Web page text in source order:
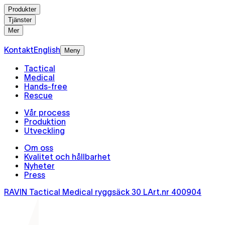
Produkter
Tjänster
Mer
KontaktEnglish Meny
Tactical
Medical
Hands-free
Rescue
Vår process
Produktion
Utveckling
Om oss
Kvalitet och hållbarhet
Nyheter
Press
RAVIN Tactical Medical ryggsäck 30 LArt.nr 400904